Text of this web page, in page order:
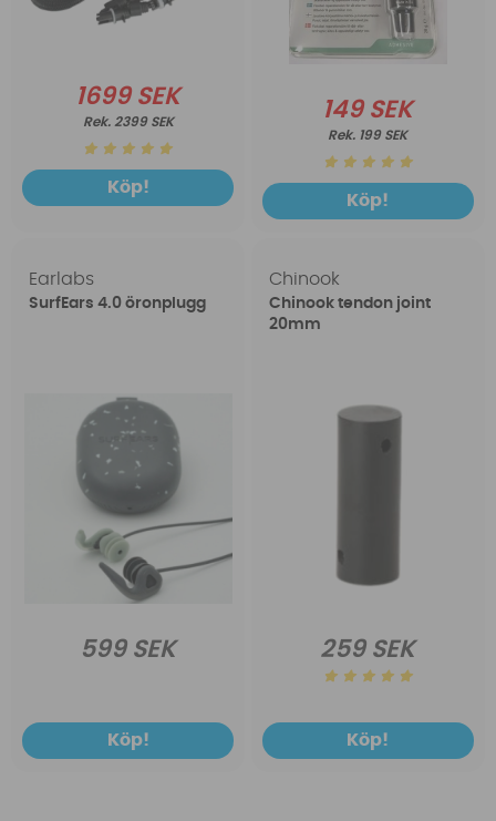
1699 SEK
2399 SEK
Köp!
149 SEK
199 SEK
Köp!
Earlabs
SurfEars 4.0 öronplugg
599 SEK
Köp!
Chinook
Chinook tendon joint
20mm
259 SEK
Köp!